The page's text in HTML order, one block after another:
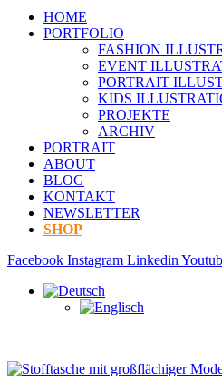
HOME
PORTFOLIO
FASHION
EVENT
PORTRAIT
KIDS
PROJEKTE
ARCHIV
PORTRAIT
ABOUT
BLOG
KONTAKT
NEWSLETTER
SHOP
Facebook Instagram Linkedin